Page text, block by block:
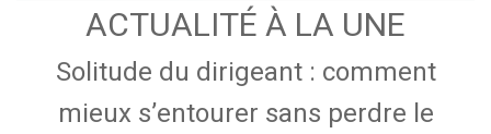
ACTUALITÉ À LA UNE
Solitude du dirigeant : comment
mieux s’entourer sans perdre le